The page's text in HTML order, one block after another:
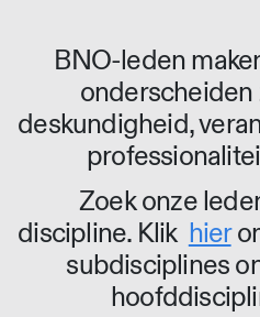
BNO-leden
onderscheiden
deskundigheid,
Zoek onze
discipline. Klik hier
subdisciplines